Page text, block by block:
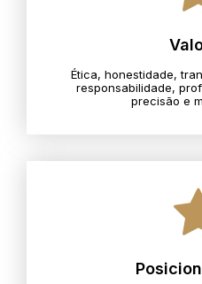
Ética, honestidade,
responsabilidade,
precisão e